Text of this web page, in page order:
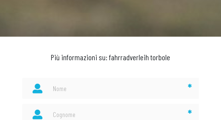
Più informazioni su: fahrradverleih torbole
*
*